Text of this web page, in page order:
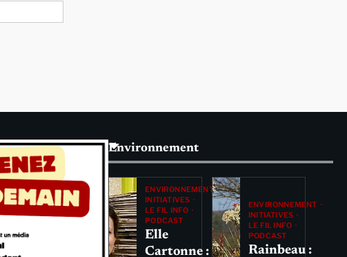
Environnement
ENVIRONNEMENT
INITIATIVES
LE FIL INFO
PODCAST
Elle
Cartonne :
ENVIRONNEMENT
INITIATIVES
LE FIL INFO
PODCAST
Rainbeau :